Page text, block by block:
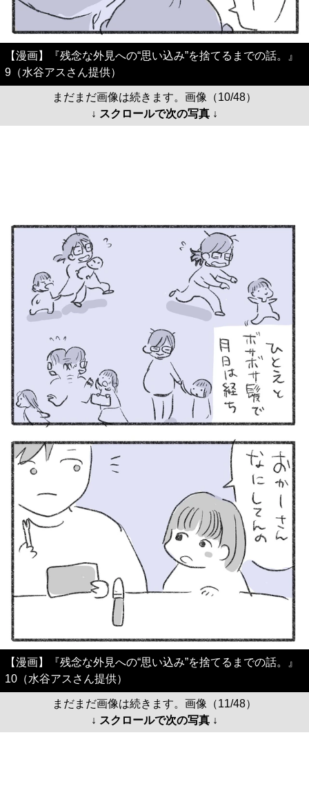
【漫画】『残念な外見への“思い込み”を捨てるまでの話。』
9（水谷アスさん提供）
まだまだ画像は続きます。画像（10/48）
↓ スクロールで次の写真 ↓
【漫画】『残念な外見への“思い込み”を捨てるまでの話。』
10（水谷アスさん提供）
まだまだ画像は続きます。画像（11/48）
↓ スクロールで次の写真 ↓